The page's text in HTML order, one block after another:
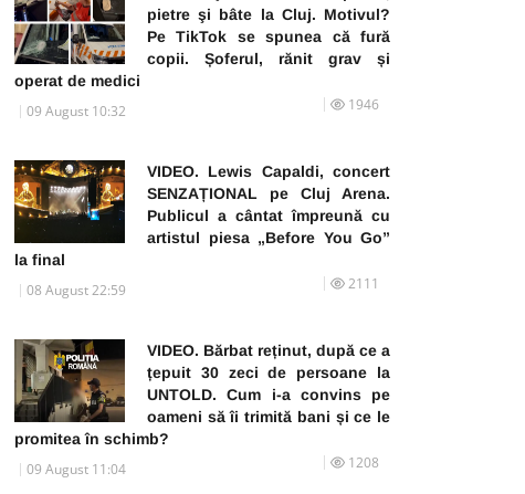
pietre şi bâte la Cluj. Motivul?
Pe TikTok se spunea că fură
copii. Șoferul, rănit grav și
operat de medici
09 August 10:32 1946
VIDEO. Lewis Capaldi, concert
SENZAȚIONAL pe Cluj Arena.
Publicul a cântat împreună cu
artistul piesa „Before You Go”
la final
08 August 22:59 2111
VIDEO. Bărbat reținut, după ce a
țepuit 30 zeci de persoane la
UNTOLD. Cum i-a convins pe
oameni să îi trimită bani și ce le
promitea în schimb?
09 August 11:04 1208